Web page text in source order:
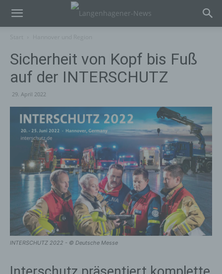
Sicherheit von Kopf bis Fuß
auf der INTERSCHUTZ
29. April 2022
INTERSCHUTZ 2022 - © Deutsche Messe